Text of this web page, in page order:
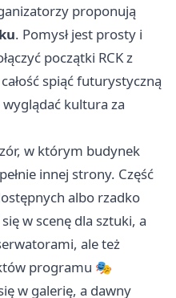
proponują
. Pomysł jest prosty i
początki RCK z
spiąć futurystyczną
kultura za
w którym budynek
innej strony. Część
albo rzadko
w scenę dla sztuki, a
ale też
programu 🎭
w galerię, a dawny